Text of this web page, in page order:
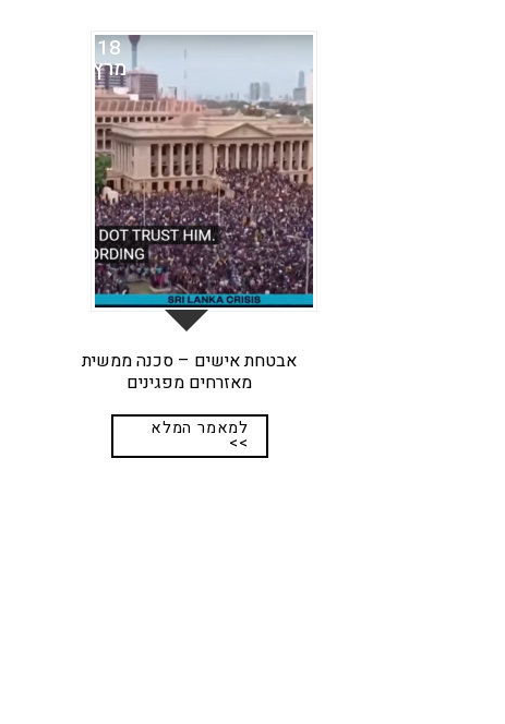
אבטחת אישים – סכנה ממשית
מאזרחים מפגינים
18
מרץ
למאמר המלא
>>